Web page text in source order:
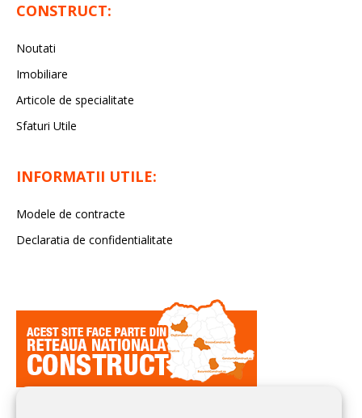
CONSTRUCT:
Noutati
Imobiliare
Articole de specialitate
Sfaturi Utile
INFORMATII UTILE:
Modele de contracte
Declaratia de confidentialitate